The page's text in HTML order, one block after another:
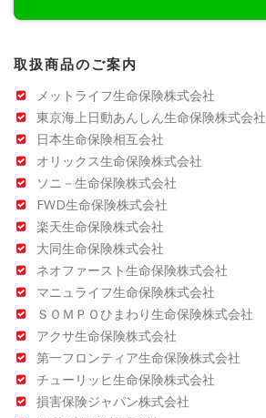
取扱商品のご案内
メットライフ生命保険株式会社
東京海上日動あんしん生命保険株式会社
日本生命保険相互会社
オリックス生命保険株式会社
ソニ－生命保険株式会社
FWD生命保険株式会社
楽天生命保険株式会社
大同生命保険株式会社
ネオファースト生命保険株式会社
マニュライフ生命保険株式会社
ＳＯＭＰＯひまわり生命保険株式会社
アクサ生命保険株式会社
第一フロンティア生命保険株式会社
チューリッヒ生命保険株式会社
損害保険ジャパン株式会社